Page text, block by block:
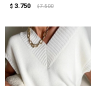
$ 3.750 $ 7.500